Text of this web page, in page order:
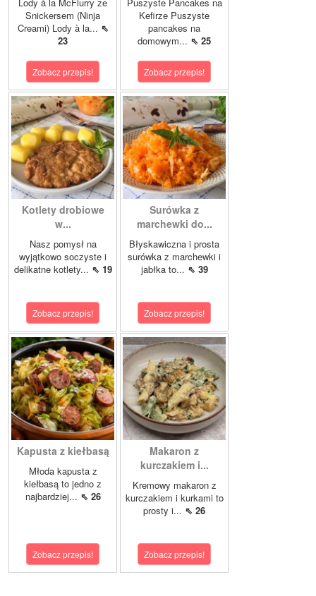
Snickersem (Ninja
Creami) Lody à la... ⇖
23
Zobacz przepis!
Kefirze Puszyste
pancakes na
domowym... ⇖ 25
Zobacz przepis!
Kotlety drobiowe
w...
Nasz pomysł na
wyjątkowo soczyste i
delikatne kotlety... ⇖ 19
Zobacz przepis!
Surówka z
marchewki do...
Błyskawiczna i prosta
surówka z marchewki i
jabłka to... ⇖ 39
Zobacz przepis!
Kapusta z kiełbasą
Młoda kapusta z
kiełbasą to jedno z
najbardziej... ⇖ 26
Zobacz przepis!
Makaron z
kurczakiem i...
Kremowy makaron z
kurczakiem i kurkami to
prosty i... ⇖ 26
Zobacz przepis!